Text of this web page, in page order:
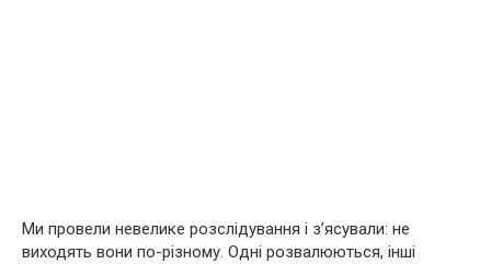
Ми провели невелике розслідування і з’ясували: не
виходять вони по-різному. Одні розвалюються, інші